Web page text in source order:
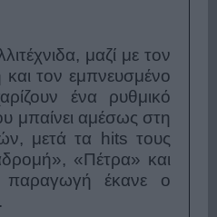
μαζί με τον
τον εμπνευσμένο
ένα ρυθμικό
μπαίνει αμέσως στη
μετά τα hits τους
«Πέτρα» και
έκανε ο